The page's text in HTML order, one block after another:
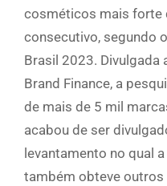
cosméticos mais forte
consecutivo, segundo
Brasil 2023. Divulgada
Brand Finance, a
de mais de 5 mil
acabou de ser
levantamento no qual
também obteve